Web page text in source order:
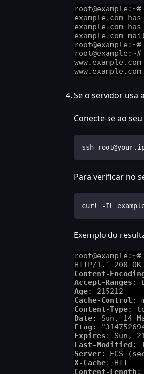
Se o servidor usa
Conecte-se ao
ssh
Para verificar no
curl -IL
Exemplo do